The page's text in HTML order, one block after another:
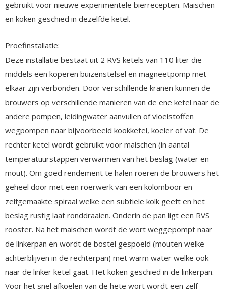
gebruikt voor nieuwe experimentele bierrecepten. Maischen
en koken geschied in dezelfde ketel.
Proefinstallatie:
Deze installatie bestaat uit 2 RVS ketels van 110 liter die
middels een koperen buizenstelsel en magneetpomp met
elkaar zijn verbonden. Door verschillende kranen kunnen de
brouwers op verschillende manieren van de ene ketel naar de
andere pompen, leidingwater aanvullen of vloeistoffen
wegpompen naar bijvoorbeeld kookketel, koeler of vat. De
rechter ketel wordt gebruikt voor maischen (in aantal
temperatuurstappen verwarmen van het beslag (water en
mout). Om goed rendement te halen roeren de brouwers het
geheel door met een roerwerk van een kolomboor en
zelfgemaakte spiraal welke een subtiele kolk geeft en het
beslag rustig laat ronddraaien. Onderin de pan ligt een RVS
rooster. Na het maischen wordt de wort weggepompt naar
de linkerpan en wordt de bostel gespoeld (mouten welke
achterblijven in de rechterpan) met warm water welke ook
naar de linker ketel gaat. Het koken geschied in de linkerpan.
Voor het snel afkoelen van de hete wort wordt een zelf